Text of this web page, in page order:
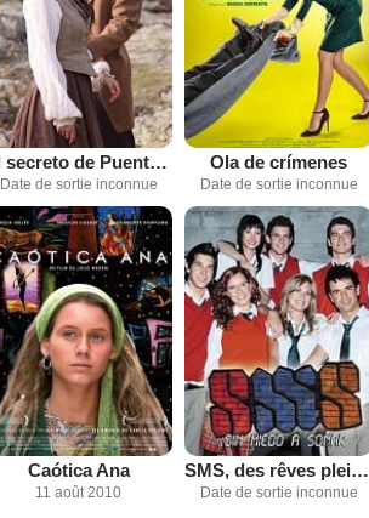
El secreto de Puente Viejo
Date de sortie inconnue
Ola de crímenes
Date de sortie inconnue
Caótica Ana
11 août 2010
SMS, des rêves plein la tête
Date de sortie inconnue